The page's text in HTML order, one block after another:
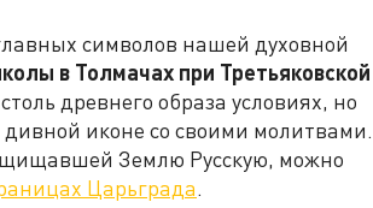
символов нашей духовной
в Толмачах при Третьяковской
древнего образа условиях, но
иконе со своими молитвами.
Землю Русскую, можно
Царьграда.